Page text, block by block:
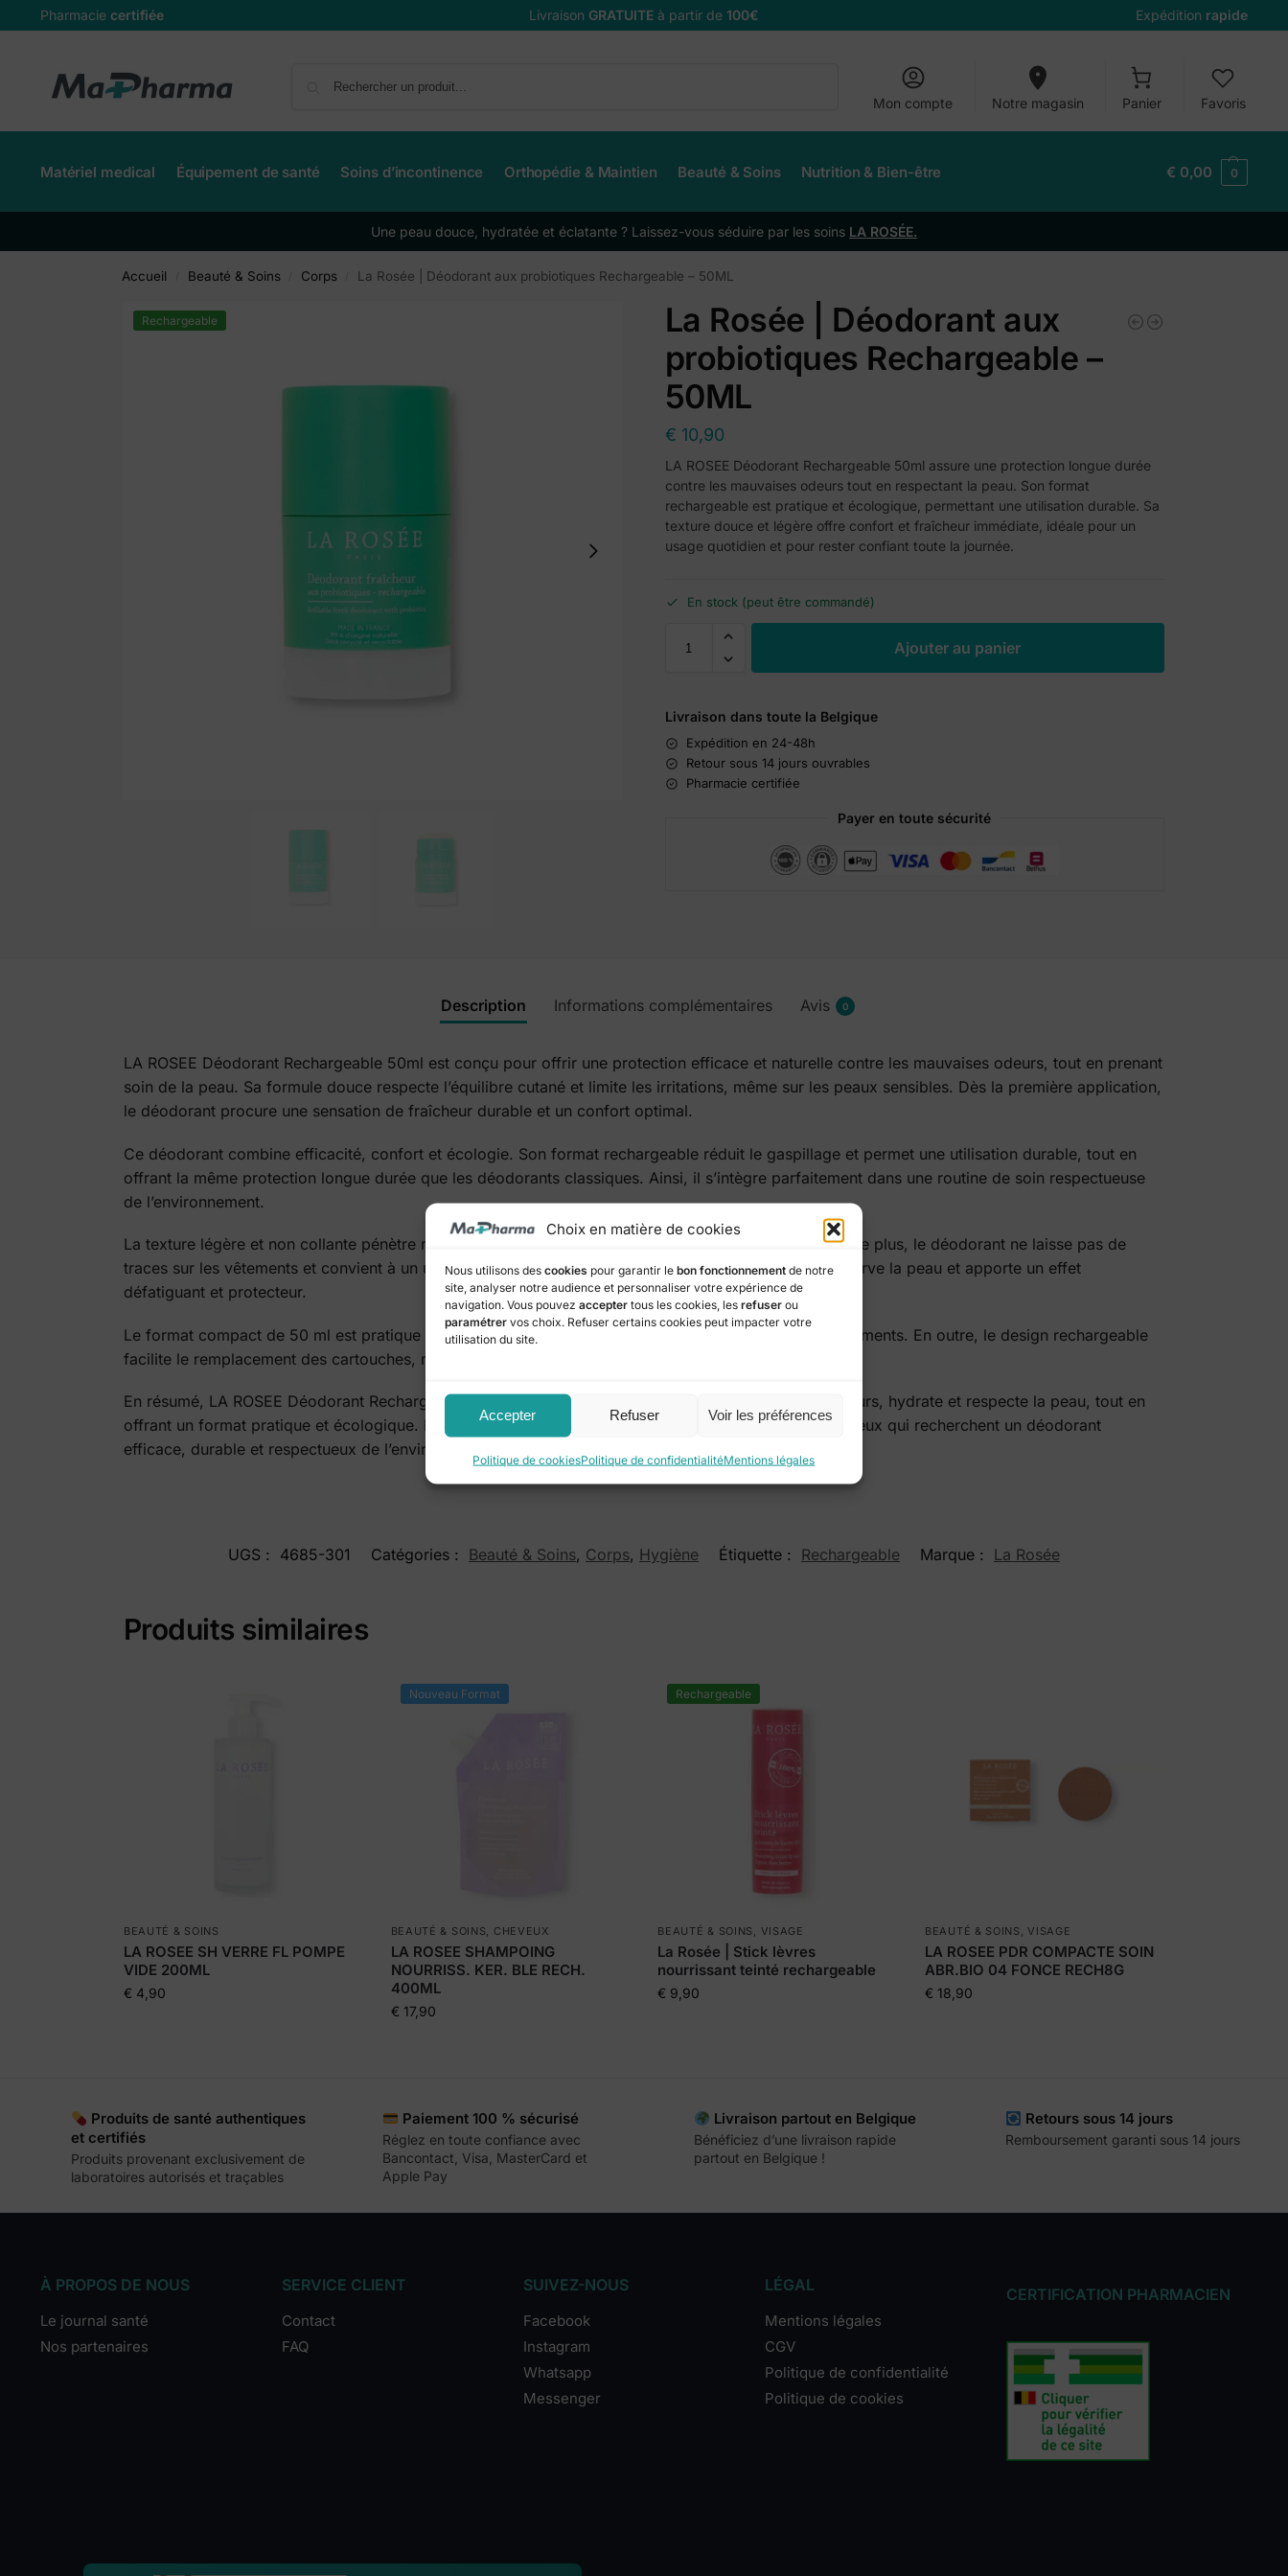
Choix en matière de cookies
Nous utilisons des cookies pour garantir le bon fonctionnement de notre
site, analyser notre audience et personnaliser votre expérience de
navigation. Vous pouvez accepter tous les cookies, les refuser ou
paramétrer vos choix. Refuser certains cookies peut impacter votre
utilisation du site.
Accepter Refuser Voir les préférences
Politique de cookiesPolitique de confidentialitéMentions légales
Pharmacie certifiée Livraison GRATUITE à partir de 100€ Expédition rapide
Mon compte Notre magasin Panier Favoris
Matériel medical Équipement de santé Soins d’incontinence Orthopédie & Maintien Beauté & Soins Nutrition & Bien-être € 0,00 0
Une peau douce, hydratée et éclatante ? Laissez-vous séduire par les soins LA ROSÉE.
Accueil Beauté & Soins Corps La Rosée | Déodorant aux probiotiques Rechargeable – 50ML
Rechargeable
La Rosée | Déodorant aux
probiotiques Rechargeable –
50ML
€ 10,90
LA ROSEE Déodorant Rechargeable 50ml assure une protection longue durée
contre les mauvaises odeurs tout en respectant la peau. Son format
rechargeable est pratique et écologique, permettant une utilisation durable. Sa
texture douce et légère offre confort et fraîcheur immédiate, idéale pour un
usage quotidien et pour rester confiant toute la journée.
En stock (peut être commandé)
Ajouter au panier
Livraison dans toute la Belgique
Expédition en 24-48h
Retour sous 14 jours ouvrables
Pharmacie certifiée
Payer en toute sécurité
Description Informations complémentaires Avis 0
LA ROSEE Déodorant Rechargeable 50ml est conçu pour offrir une protection efficace et naturelle contre les mauvaises odeurs, tout en prenant
soin de la peau. Sa formule douce respecte l’équilibre cutané et limite les irritations, même sur les peaux sensibles. Dès la première application,
le déodorant procure une sensation de fraîcheur durable et un confort optimal.
Ce déodorant combine efficacité, confort et écologie. Son format rechargeable réduit le gaspillage et permet une utilisation durable, tout en
offrant la même protection longue durée que les déodorants classiques. Ainsi, il s’intègre parfaitement dans une routine de soin respectueuse
de l’environnement.
La texture légère et non collante pénètre rapidement, laissant la peau douce et agréable au toucher. De plus, le déodorant ne laisse pas de
traces sur les vêtements et convient à un usage quotidien, matin et soir. Sa formulation naturelle préserve la peau et apporte un effet
défatiguant et protecteur.
Le format compact de 50 ml est pratique à transporter, idéal pour la maison, le bureau ou les déplacements. En outre, le design rechargeable
facilite le remplacement des cartouches, renforçant l’aspect durable et économique du produit.
En résumé, LA ROSEE Déodorant Rechargeable 50ml protège efficacement contre les mauvaises odeurs, hydrate et respecte la peau, tout en
offrant un format pratique et écologique. Par conséquent, il constitue un choix parfait pour celles et ceux qui recherchent un déodorant
efficace, durable et respectueux de l’environnement au quotidien.
UGS : 4685-301 Catégories : Beauté & Soins, Corps, Hygiène Étiquette : Rechargeable Marque : La Rosée
Produits similaires
BEAUTÉ & SOINS
LA ROSEE SH VERRE FL POMPE
VIDE 200ML
€ 4,90
Nouveau Format
BEAUTÉ & SOINS, CHEVEUX
LA ROSEE SHAMPOING
NOURRISS. KER. BLE RECH.
400ML
€ 17,90
Rechargeable
BEAUTÉ & SOINS , VISAGE
La Rosée | Stick lèvres
nourrissant teinté rechargeable
€ 9,90
BEAUTÉ & SOINS ,VISAGE
LA ROSEE PDR COMPACTE SOIN
ABR.BIO 04 FONCE RECH8G
€ 18,90
Produits de santé authentiques
et certifiés
Produits provenant exclusivement de
laboratoires autorisés et traçables
Paiement 100 % sécurisé
Réglez en toute confiance avec
Bancontact, Visa, MasterCard et
Apple Pay
Livraison partout en Belgique
Bénéficiez d’une livraison rapide
partout en Belgique !
Retours sous 14 jours
Remboursement garanti sous 14 jours
À PROPOS DE NOUS
Le journal santé
Nos partenaires
SERVICE CLIENT
Contact
FAQ
SUIVEZ-NOUS
Facebook
Instagram
Whatsapp
Messenger
LÉGAL
Mentions légales
CGV
Politique de confidentialité
Politique de cookies
CERTIFICATION PHARMACIEN